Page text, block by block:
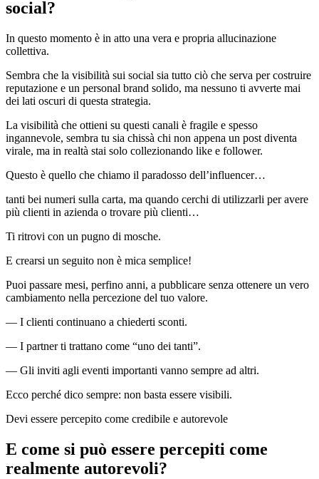
social?
In questo momento è in atto una vera e propria allucinazione
collettiva.
Sembra che la visibilità sui social sia tutto ciò che serva per costruire
reputazione e un personal brand solido, ma nessuno ti avverte mai
dei lati oscuri di questa strategia.
La visibilità che ottieni su questi canali è fragile e spesso
ingannevole, sembra tu sia chissà chi non appena un post diventa
virale, ma in realtà stai solo collezionando like e follower.
Questo è quello che chiamo il paradosso dell’influencer…
tanti bei numeri sulla carta, ma quando cerchi di utilizzarli per avere
più clienti in azienda o trovare più clienti…
Ti ritrovi con un pugno di mosche.
E crearsi un seguito non è mica semplice!
Puoi passare mesi, perfino anni, a pubblicare senza ottenere un vero
cambiamento nella percezione del tuo valore.
— I clienti continuano a chiederti sconti.
— I partner ti trattano come “uno dei tanti”.
— Gli inviti agli eventi importanti vanno sempre ad altri.
Ecco perché dico sempre: non basta essere visibili.
Devi essere percepito come credibile e autorevole
E come si può essere percepiti come
realmente autorevoli?